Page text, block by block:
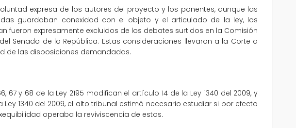
expresa de los autores del proyecto y los ponentes, aunque las
guardaban conexidad con el objeto y el articulado de la ley, los
fueron expresamente excluidos de los debates surtidos en la Comisión
Senado de la República. Estas consideraciones llevaron a la Corte a
de las disposiciones demandadas.
67 y 68 de la Ley 2195 modifican el artículo 14 de la Ley 1340 del 2009, y
Ley 1340 del 2009, el alto tribunal estimó necesario estudiar si por efecto
operaba la reviviscencia de estos.